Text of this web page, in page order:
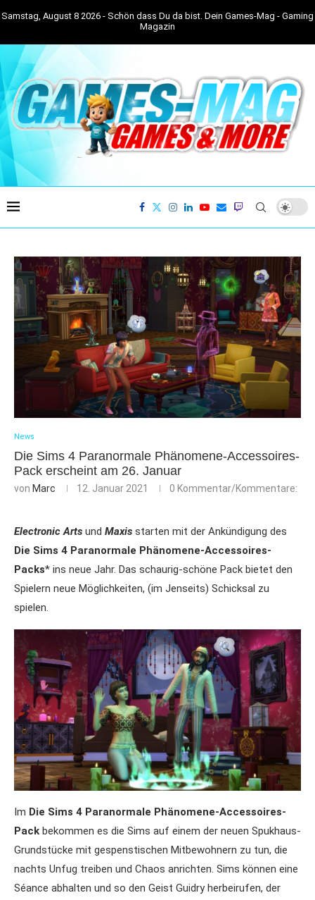
Samstag, August 8 2026 - Schön dass Du da bist. Dein Games-Mag - Gaming
Magazin
News
Die Sims 4 Paranormale Phänomene-Accessoires-
Pack erscheint am 26. Januar
von Marc 12. Januar 2021 0 Kommentar/Kommentare:
Electronic Arts und Maxis starten mit der Ankündigung des
Die Sims 4 Paranormale Phänomene-Accessoires-
Packs* ins neue Jahr. Das schaurig-schöne Pack bietet den
Spielern neue Möglichkeiten, (im Jenseits) Schicksal zu
spielen.
Im Die Sims 4 Paranormale Phänomene-Accessoires-
Pack bekommen es die Sims auf einem der neuen Spukhaus-
Grundstücke mit gespenstischen Mitbewohnern zu tun, die
nachts Unfug treiben und Chaos anrichten. Sims können eine
Séance abhalten und so den Geist Guidry herbeirufen, der